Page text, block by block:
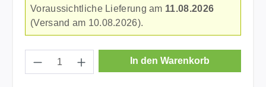
Voraussichtliche Lieferung am 11.08.2026
(Versand am 10.08.2026).
Produkt Anzahl: Gib den gewünschten
In den Warenkorb